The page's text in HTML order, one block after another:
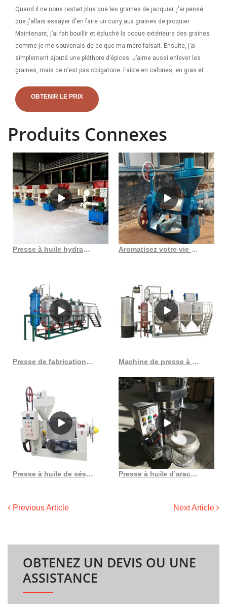
Quand il ne nous restait plus que les graines de jacquier, j'ai pensé
que j'allais essayer d'en faire un curry aux graines de jacquier.
Maintenant, j’ai fait bouillir et épluché la coque extérieure des graines
comme je me souvenais de ce que ma mère faisait. Ensuite, j’ai
simplement ajouté une pléthore d’épices. J’aime aussi enlever les
graines, mais ce n’est pas obligatoire. Faible en calories, en gras et
concerne les marques, la marque Upton Natural (saveur originale) est
de loin ma préférée.
OBTENIR LE PRIX
Produits Connexes
Presse à huile hydraulique de graines, presse à huile de noix en Côte d’Ivoire Aromatisez votre vie avec une authentique machine européenne à huile d’arachide supplémentaire
Presse de fabrication d’huile de vis de noix de coco au Burkina Faso Machine de presse à huile de son de riz syzx24 de haute réputation au Cameroun
Presse à huile de sésame yzyx120wk avec chauffage au maroc Presse à huile d’arachide de fruits frais de grande capacité, en vente au maroc
Previous Article Next Article
OBTENEZ UN DEVIS OU UNE
ASSISTANCE